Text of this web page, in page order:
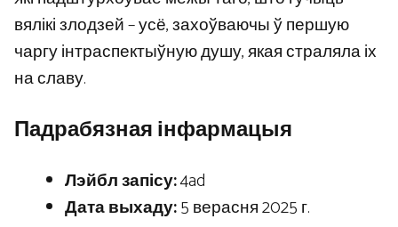
вялікі злодзей – усё, захоўваючы ў першую
чаргу інтраспектыўную душу, якая страляла іх
на славу.
Падрабязная інфармацыя
Лэйбл запісу:4ad
Дата выхаду:5 верасня 2025 г.